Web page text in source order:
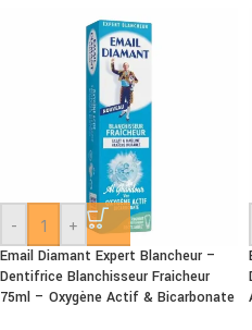
- +
Email Diamant Expert Blancheur –
Dentifrice Blanchisseur Fraicheur
75ml – Oxygène Actif & Bicarbonate